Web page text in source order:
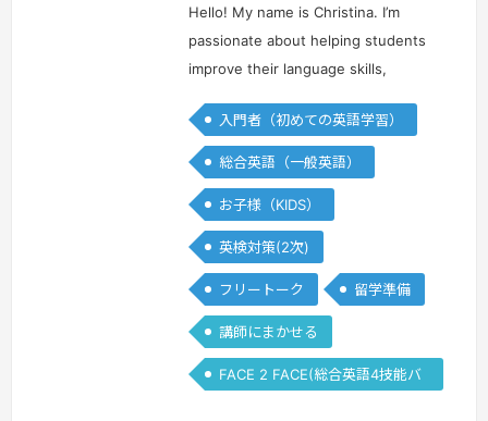
ピ
ン
ピ
ン
Hello! My name is Christina. I’m
passionate about helping students
improve their language skills,
reading, or listening. I believe in
making learning fun and engaging, …
続きを見る »
入門者（初めての英語学習）
総合英語（一般英語）
お子様（KIDS）
英検対策(2次)
フリートーク 留学準備
講師にまかせる
FACE 2 FACE(総合英語4技能バ